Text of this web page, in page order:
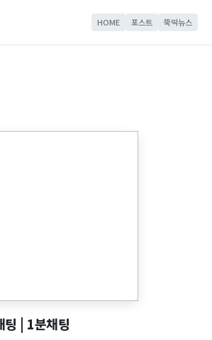
HOME 포스트 뚝딱뉴스
팅 | 1분채팅